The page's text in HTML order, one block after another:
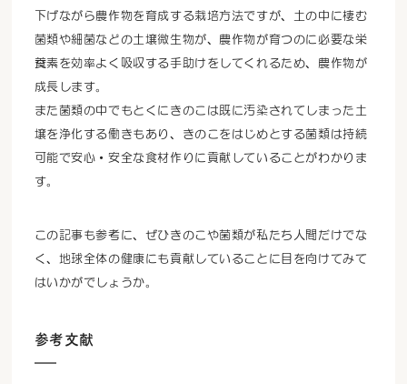
下げながら農作物を育成する栽培方法ですが、土の中に棲む
菌類や細菌などの土壌微生物が、農作物が育つのに必要な栄
養素を効率よく吸収する手助けをしてくれるため、農作物が
成長します。
また菌類の中でもとくにきのこは既に汚染されてしまった土
壌を浄化する働きもあり、きのこをはじめとする菌類は持続
可能で安心・安全な食材作りに貢献していることがわかりま
す。
この記事も参考に、ぜひきのこや菌類が私たち人間だけでな
く、地球全体の健康にも貢献していることに目を向けてみて
はいかがでしょうか。
参考文献